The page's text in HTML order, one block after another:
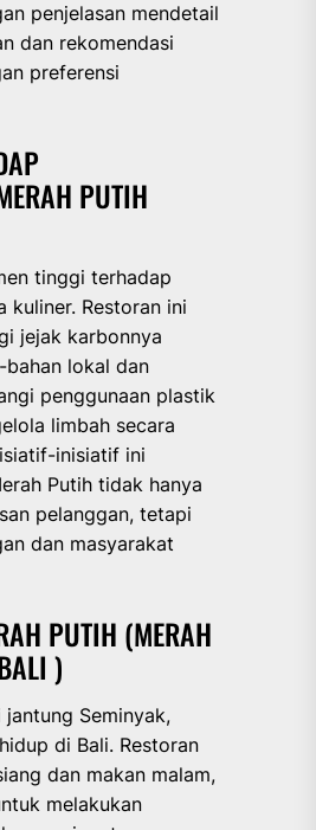
penjelasan mendetail
dan rekomendasi
preferensi
PUTIH
tinggi terhadap
kuliner. Restoran ini
jejak karbonnya
bahan lokal dan
penggunaan plastik
limbah secara
inisiatif ini
Putih tidak hanya
pelanggan, tetapi
dan masyarakat
PUTIH (MERAH
)
Seminyak,
di Bali. Restoran
dan makan malam,
melakukan